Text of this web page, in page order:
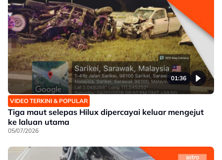
01:36
VIDEO TERKINI & POPULAR
Tiga maut selepas Hilux dipercayai keluar mengejut
ke laluan utama
05/07/2026